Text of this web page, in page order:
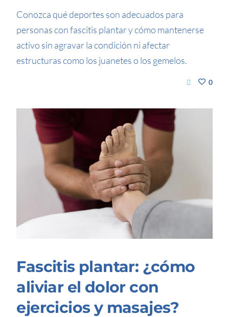
Conozca qué deportes son adecuados para
personas con fascitis plantar y cómo mantenerse
activo sin agravar la condición ni afectar
estructuras como los juanetes o los gemelos.
0
Fascitis plantar: ¿cómo
aliviar el dolor con
ejercicios y masajes?